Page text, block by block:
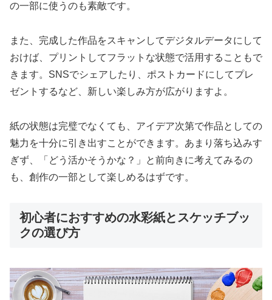
の一部に使うのも素敵です。
また、完成した作品をスキャンしてデジタルデータにして
おけば、プリントしてフラットな状態で活用することもで
きます。SNSでシェアしたり、ポストカードにしてプレ
ゼントするなど、新しい楽しみ方が広がりますよ。
紙の状態は完璧でなくても、アイデア次第で作品としての
魅力を十分に引き出すことができます。あまり落ち込みす
ぎず、「どう活かそうかな？」と前向きに考えてみるの
も、創作の一部として楽しめるはずです。
初心者におすすめの水彩紙とスケッチブッ
クの選び方